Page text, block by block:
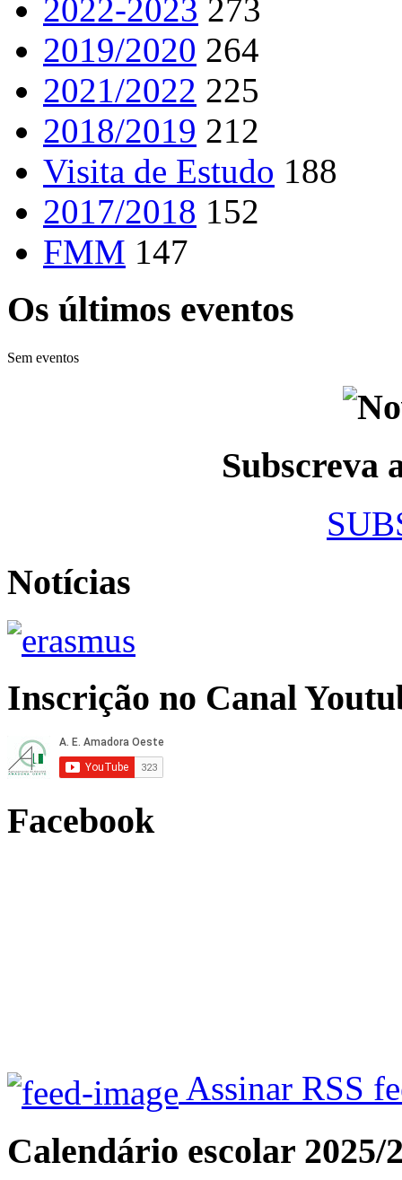
2022-2023 273
2019/2020 264
2021/2022 225
2018/2019 212
Visita de Estudo 188
2017/2018 152
FMM 147
Os últimos eventos
Sem eventos
Subscreva
Notícias
Inscrição no Canal
Facebook
Assinar RSS
Calendário escolar 2025/